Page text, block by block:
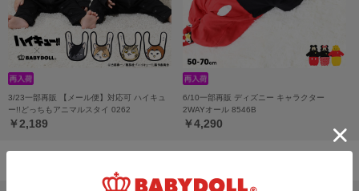
3/23一部再販 【メール便】対応可 ハイキュ
ー!!どっちもアニマルスタイ 0262
￥2,189
6/10一部再販 ディズニー キャラクター
2WAYオール 8546B
￥4,290